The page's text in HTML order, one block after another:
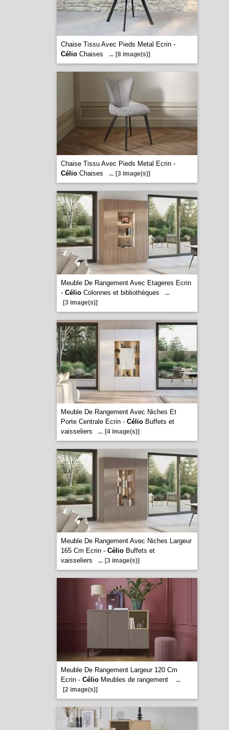
Chaise Tissu Avec Pieds Metal Ecrin -
CélioChaises ... [8 image(s)]
Chaise Tissu Avec Pieds Metal Ecrin -
CélioChaises ... [3 image(s)]
Meuble De Rangement Avec Etageres Ecrin
- CélioColonnes et bibliothèques
...
[3 image(s)]
Meuble De Rangement Avec Niches Et
Porte Centrale Ecrin - CélioBuffets et
vaisseliers
... [4 image(s)]
Meuble De Rangement Avec Niches Largeur
165 Cm Ecrin - CélioBuffets et
vaisseliers
... [3 image(s)]
Meuble De Rangement Largeur 120 Cm
Ecrin - CélioMeubles de rangement
...
[2 image(s)]